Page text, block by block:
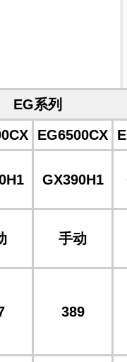
EG系列
EG6500CX
GX390H1
手动
389